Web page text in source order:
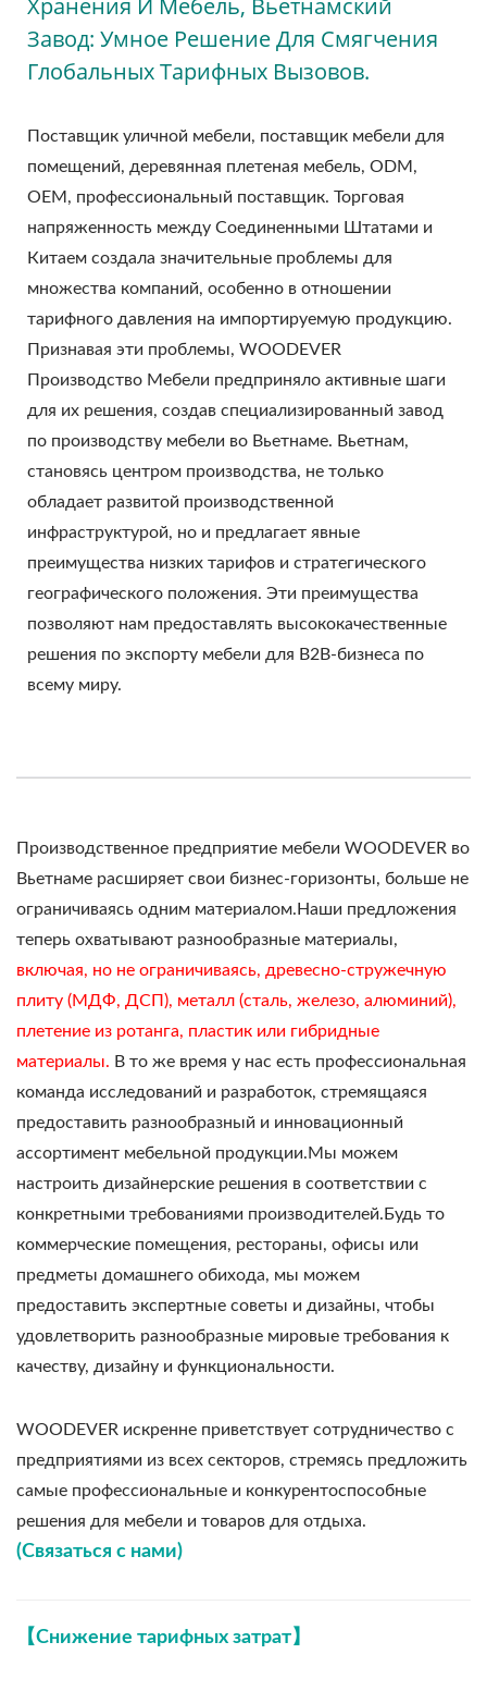
Хранения И Мебель, Вьетнамский
Завод: Умное Решение Для Смягчения
Глобальных Тарифных Вызовов.
Поставщик уличной мебели, поставщик мебели для
помещений, деревянная плетеная мебель, ODM,
OEM, профессиональный поставщик. Торговая
напряженность между Соединенными Штатами и
Китаем создала значительные проблемы для
множества компаний, особенно в отношении
тарифного давления на импортируемую продукцию.
Признавая эти проблемы, WOODEVER
Производство Мебели предприняло активные шаги
для их решения, создав специализированный завод
по производству мебели во Вьетнаме. Вьетнам,
становясь центром производства, не только
обладает развитой производственной
инфраструктурой, но и предлагает явные
преимущества низких тарифов и стратегического
географического положения. Эти преимущества
позволяют нам предоставлять высококачественные
решения по экспорту мебели для B2B-бизнеса по
всему миру.
Производственное предприятие мебели WOODEVER во
Вьетнаме расширяет свои бизнес-горизонты, больше не
ограничиваясь одним материалом.Наши предложения
теперь охватывают разнообразные материалы,
включая, но не ограничиваясь, древесно-стружечную
плиту (МДФ, ДСП), металл (сталь, железо, алюминий),
плетение из ротанга, пластик или гибридные
материалы. В то же время у нас есть профессиональная
команда исследований и разработок, стремящаяся
предоставить разнообразный и инновационный
ассортимент мебельной продукции.Мы можем
настроить дизайнерские решения в соответствии с
конкретными требованиями производителей.Будь то
коммерческие помещения, рестораны, офисы или
предметы домашнего обихода, мы можем
предоставить экспертные советы и дизайны, чтобы
удовлетворить разнообразные мировые требования к
качеству, дизайну и функциональности.
WOODEVER искренне приветствует сотрудничество с
предприятиями из всех секторов, стремясь предложить
самые профессиональные и конкурентоспособные
решения для мебели и товаров для отдыха.
(Связаться с нами)
【Снижение тарифных затрат】